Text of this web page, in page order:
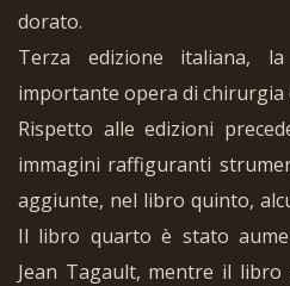
dorato.
Terza edizione italiana,
importante opera di chirurgia
Rispetto alle edizioni
immagini raffiguranti
aggiunte, nel libro quinto,
Il libro quarto è stato
Jean Tagault, mentre il libro